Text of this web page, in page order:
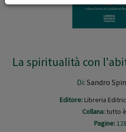
La spiritualità con
Di: Sandro
Editore: Libreria
Collana: tutto
Pagine:128